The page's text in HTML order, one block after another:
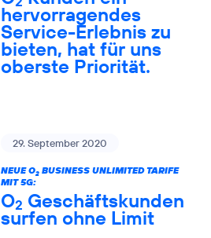
hervorragendes
Service-Erlebnis zu
bieten, hat für uns
oberste Priorität.
29. September 2020
NEUE O2BUSINESS UNLIMITED TARIFE
MIT 5G:
O2 Geschäftskunden
surfen ohne Limit